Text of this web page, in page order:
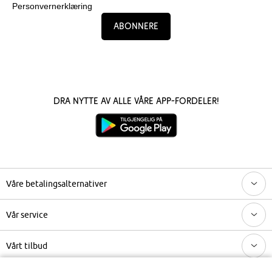
Personvernerklæring
Abonnere
Dra nytte av alle våre app-fordeler!
Våre betalingsalternativer
Vår service
Vårt tilbud